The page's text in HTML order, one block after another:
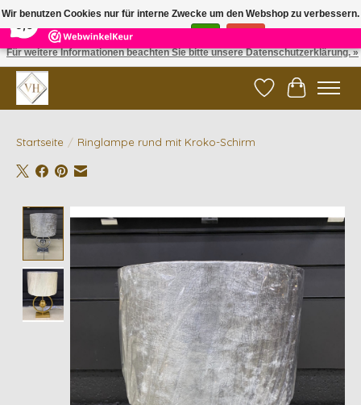
5 Reviews ×
✓ Gratis verzending vanaf €200 | ✓ 14 dagen retourneren
Wunschzettel
Ihr
Startseite / Ringlampe rund mit Kroko-Schirm
Product image slideshow Items
Wir benutzen Cookies nur für interne Zwecke um den Webshop zu verbessern.
Ist das in Ordnung?
Für weitere Informationen beachten Sie bitte unsere Datenschutzerklärung. »